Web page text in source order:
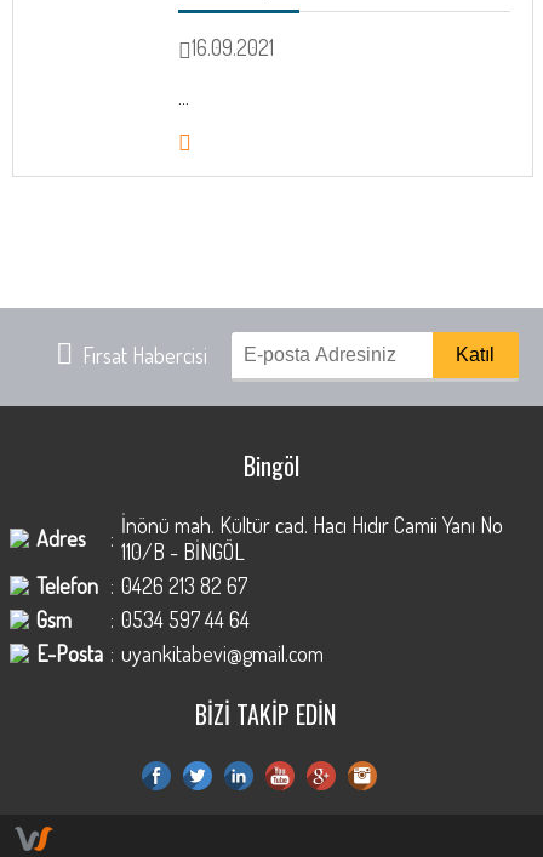
16.09.2021
...
Fırsat Habercisi
Bingöl
Adres : İnönü mah. Kültür cad. Hacı Hıdır Camii Yanı No
110/B - BİNGÖL
Telefon : 0426 213 82 67
Gsm
: 0534 597 44 64
E-Posta : uyankitabevi@gmail.com
BİZİ TAKİP EDİN